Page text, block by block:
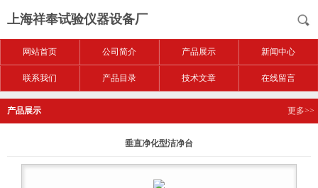
上海祥奉试验仪器设备厂
网站首页 公司简介 产品展示 新闻中心
联系我们 产品目录 技术文章 在线留言
产品展示 更多>>
垂直净化型洁净台